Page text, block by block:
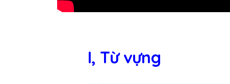
I, Từ vựng